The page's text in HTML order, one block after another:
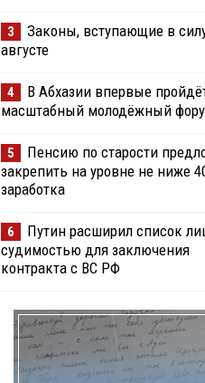
3
Законы, вступающие в
августе
4
В Абхазии впервые
масштабный молодёжный
5
Пенсию по старости
закрепить на уровне не ниже
заработка
6
Путин расширил список
судимостью для заключения
контракта с ВС РФ